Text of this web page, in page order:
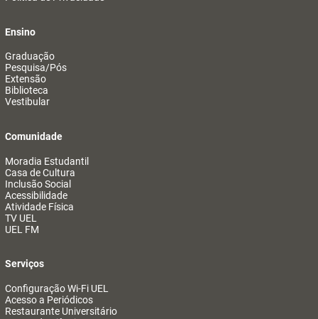
Ensino
Graduação
Pesquisa/Pós
Extensão
Biblioteca
Vestibular
Comunidade
Moradia Estudantil
Casa de Cultura
Inclusão Social
Acessibilidade
Atividade Física
TV UEL
UEL FM
Serviços
Configuração Wi-Fi UEL
Acesso a Periódicos
Restaurante Universitário